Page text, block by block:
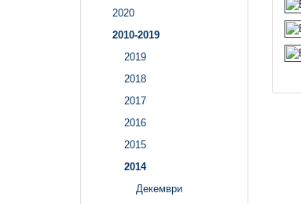
2020
2010-2019
2019
2018
2017
2016
2015
2014
Декември